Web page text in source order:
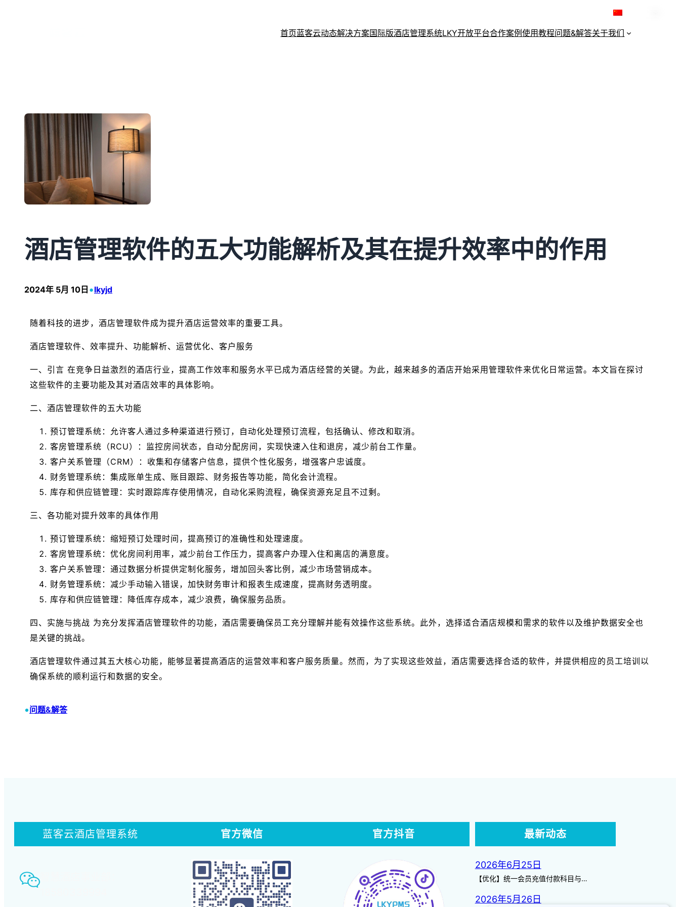
首页蓝客云动态解决方案国际版酒店管理系统LKY开放平台合作案例使用教程问题&解答关于我们
酒店管理软件的五大功能解析及其在提升效率中的作用
2024年 5月 10日 •lkyjd
随着科技的进步，酒店管理软件成为提升酒店运营效率的重要工具。
酒店管理软件、效率提升、功能解析、运营优化、客户服务
一、引言 在竞争日益激烈的酒店行业，提高工作效率和服务水平已成为酒店经营的关键。为此，越来越多的酒店开始采用管理软件来优化日常运营。本文旨在探讨
这些软件的主要功能及其对酒店效率的具体影响。
二、酒店管理软件的五大功能
预订管理系统：允许客人通过多种渠道进行预订，自动化处理预订流程，包括确认、修改和取消。
客房管理系统（RCU）：监控房间状态，自动分配房间，实现快速入住和退房，减少前台工作量。
客户关系管理（CRM）：收集和存储客户信息，提供个性化服务，增强客户忠诚度。
财务管理系统：集成账单生成、账目跟踪、财务报告等功能，简化会计流程。
库存和供应链管理：实时跟踪库存使用情况，自动化采购流程，确保资源充足且不过剩。
三、各功能对提升效率的具体作用
预订管理系统：缩短预订处理时间，提高预订的准确性和处理速度。
客房管理系统：优化房间利用率，减少前台工作压力，提高客户办理入住和离店的满意度。
客户关系管理：通过数据分析提供定制化服务，增加回头客比例，减少市场营销成本。
财务管理系统：减少手动输入错误，加快财务审计和报表生成速度，提高财务透明度。
库存和供应链管理：降低库存成本，减少浪费，确保服务品质。
四、实施与挑战 为充分发挥酒店管理软件的功能，酒店需要确保员工充分理解并能有效操作这些系统。此外，选择适合酒店规模和需求的软件以及维护数据安全也
是关键的挑战。
酒店管理软件通过其五大核心功能，能够显著提高酒店的运营效率和客户服务质量。然而，为了实现这些效益，酒店需要选择合适的软件，并提供相应的员工培训以
确保系统的顺利运行和数据的安全。
•问题&解答
蓝客云酒店管理系统
智慧酒店事业部：
官方微信 官方抖音 最新动态
2026年6月25日
【优化】统一会员充值付款科目与…
2026年5月26日